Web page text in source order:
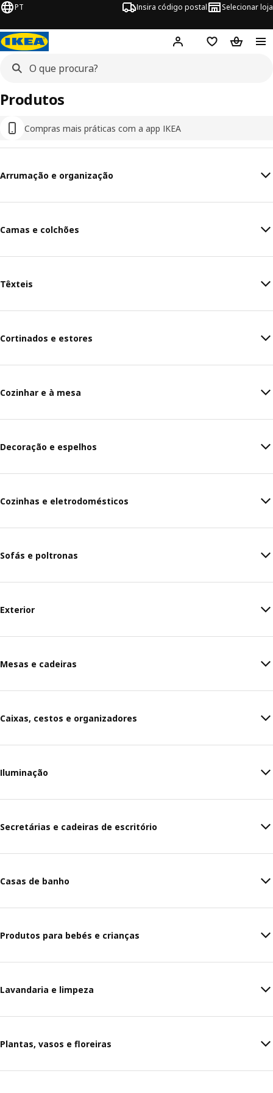
PT Insira código postal Selecionar loja
Hej! Inicie sessão
FavoritosCesto de
Compras mais práticas com a app IKEA
Produtos
Arrumação e organização
Camas e colchões
Têxteis
Cortinados e estores
Cozinhar e à mesa
Decoração e espelhos
Cozinhas e eletrodomésticos
Sofás e poltronas
Exterior
Mesas e cadeiras
Caixas, cestos e organizadores
Iluminação
Secretárias e cadeiras de escritório
Casas de banho
Produtos para bebés e crianças
Lavandaria e limpeza
Plantas, vasos e floreiras